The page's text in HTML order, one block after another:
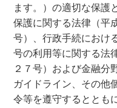
ます。）の適切な保護
保護に関する法律（平
号）、行政手続におけ
号の利用等に関する法
２７号）および金融分
ガイドライン、その他
令等を遵守するととも